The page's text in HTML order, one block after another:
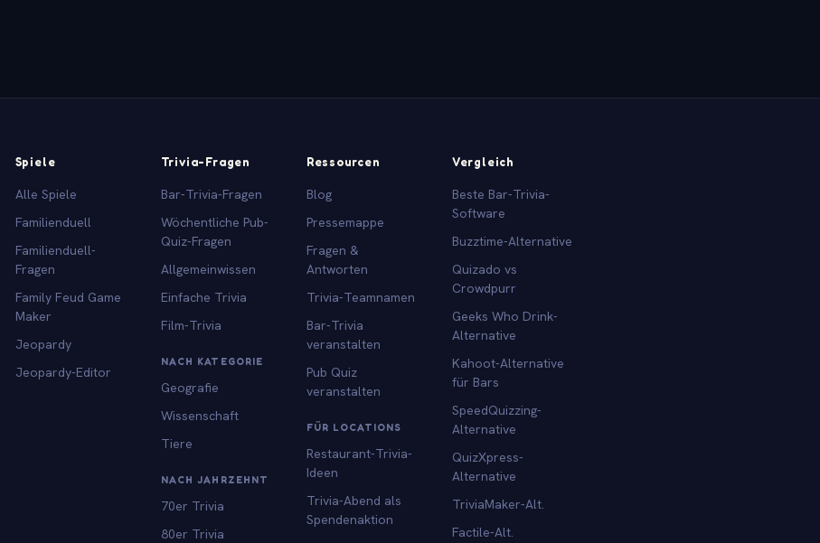
Spiele
Alle Spiele
Familienduell
Familienduell-
Fragen
Family Feud Game
Maker
Jeopardy
Jeopardy-Editor
Trivia-Fragen
Bar-Trivia-Fragen
Wöchentliche Pub-
Quiz-Fragen
Allgemeinwissen
Einfache Trivia
Film-Trivia
NACH KATEGORIE
Geografie
Wissenschaft
Tiere
NACH JAHRZEHNT
70er Trivia
80er Trivia
Ressourcen
Blog
Pressemappe
Fragen &
Antworten
Trivia-Teamnamen
Bar-Trivia
veranstalten
Pub Quiz
veranstalten
FÜR LOCATIONS
Restaurant-Trivia-
Ideen
Trivia-Abend als
Spendenaktion
Vergleich
Beste Bar-Trivia-
Software
Buzztime-Alternative
Quizado vs
Crowdpurr
Geeks Who Drink-
Alternative
Kahoot-Alternative
für Bars
SpeedQuizzing-
Alternative
QuizXpress-
Alternative
TriviaMaker-Alt.
Factile-Alt.